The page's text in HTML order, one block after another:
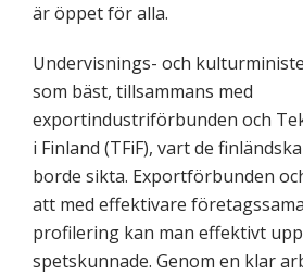
är öppet för alla.
Undervisnings- och
som bäst, tillsammans med
exportindustriförbunden och
i Finland (TFiF), vart de
borde sikta. Exportförbunden
att med effektivare
profilering kan man effektivt
spetskunnade. Genom en klar